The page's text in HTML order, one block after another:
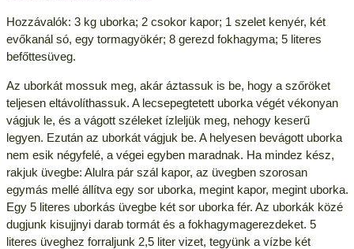
Hozzávalók: 3 kg uborka; 2 csokor kapor; 1 szelet kenyér, két
evőkanál só, egy tormagyökér; 8 gerezd fokhagyma; 5 literes
befőttesüveg.
Az uborkát mossuk meg, akár áztassuk is be, hogy a szőröket
teljesen eltávolíthassuk. A lecsepegtetett uborka végét vékonyan
vágjuk le, és a vágott széleket ízleljük meg, nehogy keserű
legyen. Ezután az uborkát vágjuk be. A helyesen bevágott uborka
nem esik négyfelé, a végei egyben maradnak. Ha mindez kész,
rakjuk üvegbe: Alulra pár szál kapor, az üvegben szorosan
egymás mellé állítva egy sor uborka, megint kapor, megint uborka.
Egy 5 literes uborkás üvegbe két sor uborka fér. Az uborkák közé
dugjunk kisujjnyi darab tormát és a fokhagymagerezdeket. 5
literes üveghez forraljunk 2,5 liter vizet, tegyünk a vízbe két